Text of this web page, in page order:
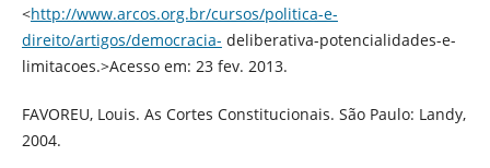
<http://www.arcos.org.br/cursos/politica-e-
direito/artigos/democracia- deliberativa-potencialidades-e-
limitacoes.>Acesso em: 23 fev. 2013.
FAVOREU, Louis. As Cortes Constitucionais. São Paulo: Landy,
2004.